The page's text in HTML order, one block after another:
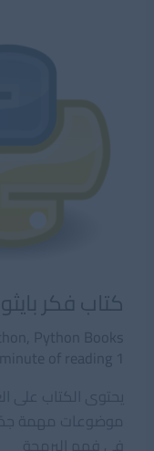
كتاب فكر
, Python Books
1 minute of reading